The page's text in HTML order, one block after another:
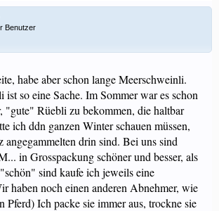
Benutzer
habe aber schon lange Meerschweinli.
ist so eine Sache. Im Sommer war es schon
"gute" Rüebli zu bekommen, die haltbar
ich ddn ganzen Winter schauen müssen,
angegammelten drin sind. Bei uns sind
in Grosspackung schöner und besser, als
sind kaufe ich jeweils eine
haben noch einen anderen Abnehmer, wie
Pferd) Ich packe sie immer aus, trockne sie